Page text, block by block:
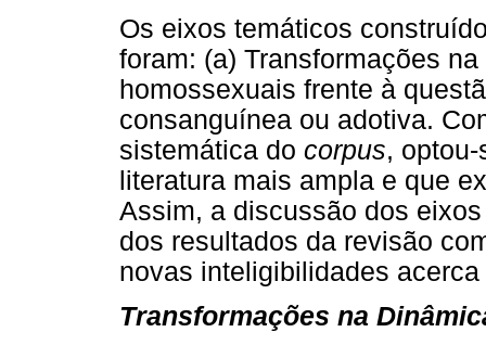
Os eixos temáticos
foram: (a) Transformações
homossexuais frente à
consanguínea ou adotiva.
sistemática do corpus,
literatura mais ampla e que
Assim, a discussão dos
dos resultados da revisão
novas inteligibilidades
Transformações na